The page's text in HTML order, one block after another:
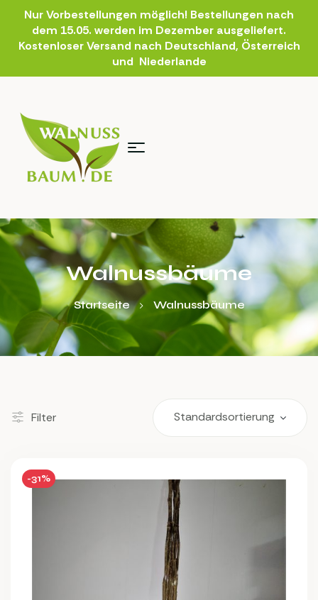
Nur Vorbestellungen möglich! Bestellungen nach
dem 15.05. werden im Dezember ausgeliefert.
Kostenloser Versand nach Deutschland, Österreich
und Niederlande
Walnussbäume
Startseite Walnussbäume
Filter
-31%